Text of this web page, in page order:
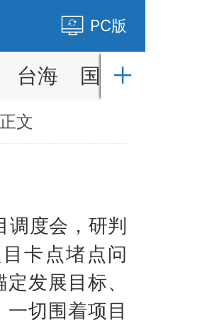
PC版
台海 国内
文
调度会，研判
卡点堵点问
发展目标、
切围着项目